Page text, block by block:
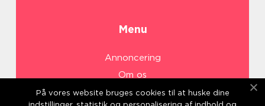
Menu
Annoncering
Om os
Cookies
På vores website bruges cookies til at huske dine